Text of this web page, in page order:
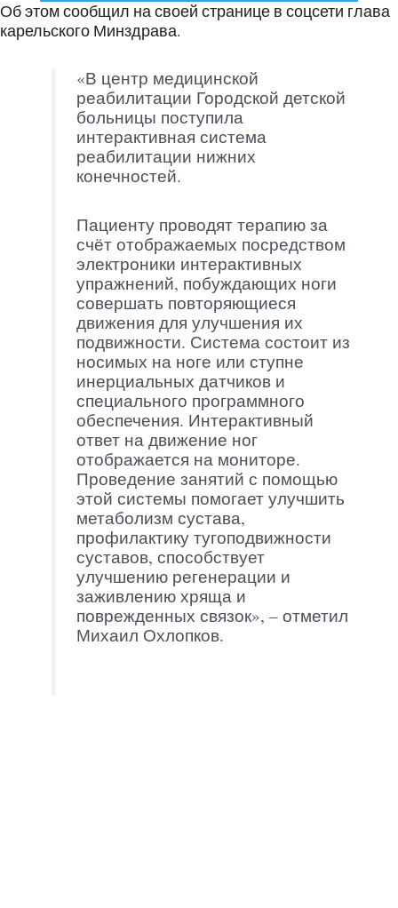
Об этом сообщил на своей странице в соцсети глава
карельского Минздрава.
«В центр медицинской
реабилитации Городской детской
больницы поступила
интерактивная система
реабилитации нижних
конечностей.
Пациенту проводят терапию за
счёт отображаемых посредством
электроники интерактивных
упражнений, побуждающих ноги
совершать повторяющиеся
движения для улучшения их
подвижности. Система состоит из
носимых на ноге или ступне
инерциальных датчиков и
специального программного
обеспечения. Интерактивный
ответ на движение ног
отображается на мониторе.
Проведение занятий с помощью
этой системы помогает улучшить
метаболизм сустава,
профилактику тугоподвижности
суставов, способствует
улучшению регенерации и
заживлению хряща и
поврежденных связок», – отметил
Михаил Охлопков.